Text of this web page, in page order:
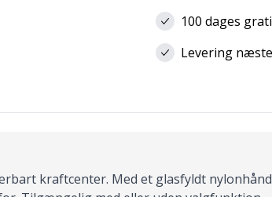
100 dages
Levering
kraftcenter. Med et glasfyldt